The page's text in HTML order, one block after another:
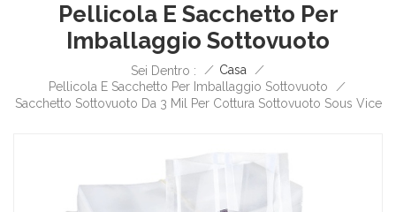
Pellicola E Sacchetto Per
Imballaggio Sottovuoto
Sei Dentro : / Casa
/
Pellicola E Sacchetto Per Imballaggio Sottovuoto
/
Sacchetto Sottovuoto Da 3 Mil Per Cottura Sottovuoto Sous Vice